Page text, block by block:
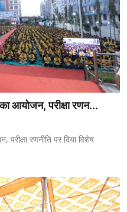
आयोजन, परीक्षा रणन...
रणनीति पर दिया विशेष